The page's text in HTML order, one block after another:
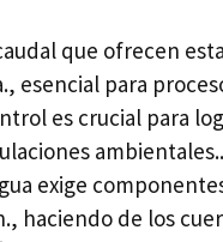
que ofrecen
esencial para
es crucial para
exige
haciendo de los